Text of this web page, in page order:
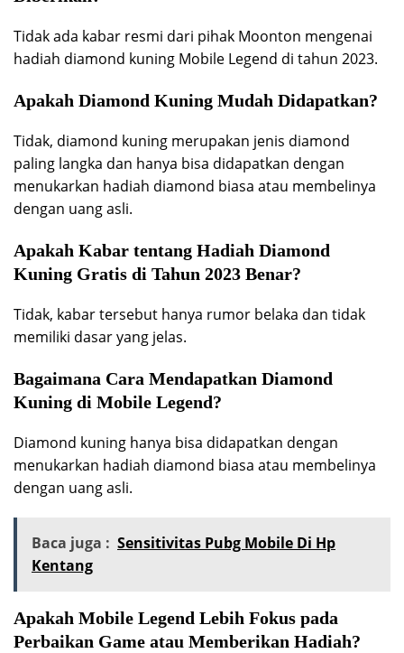
Tidak ada kabar resmi dari pihak Moonton mengenai
hadiah diamond kuning Mobile Legend di tahun 2023.
Apakah Diamond Kuning Mudah Didapatkan?
Tidak, diamond kuning merupakan jenis diamond
paling langka dan hanya bisa didapatkan dengan
menukarkan hadiah diamond biasa atau membelinya
dengan uang asli.
Apakah Kabar tentang Hadiah Diamond
Kuning Gratis di Tahun 2023 Benar?
Tidak, kabar tersebut hanya rumor belaka dan tidak
memiliki dasar yang jelas.
Bagaimana Cara Mendapatkan Diamond
Kuning di Mobile Legend?
Diamond kuning hanya bisa didapatkan dengan
menukarkan hadiah diamond biasa atau membelinya
dengan uang asli.
Baca juga : Sensitivitas Pubg Mobile Di Hp
Kentang
Apakah Mobile Legend Lebih Fokus pada
Perbaikan Game atau Memberikan Hadiah?